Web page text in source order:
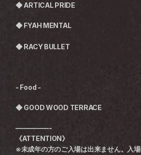
◆ ARTICAL PRIDE
◆ FYAH MENTAL
◆ RACY BULLET
- Food -
◆ GOOD WOOD TERRACE
—————-
《ATTENTION》
※未成年の方のご入場は出来ません。入